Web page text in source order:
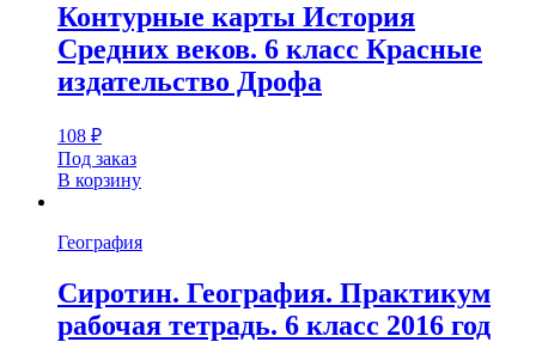
Контурные карты История
Средних веков. 6 класс Красные
издательство Дрофа
108 ₽
Под заказ
В корзину
География
Сиротин. География. Практикум
рабочая тетрадь. 6 класс 2016 год